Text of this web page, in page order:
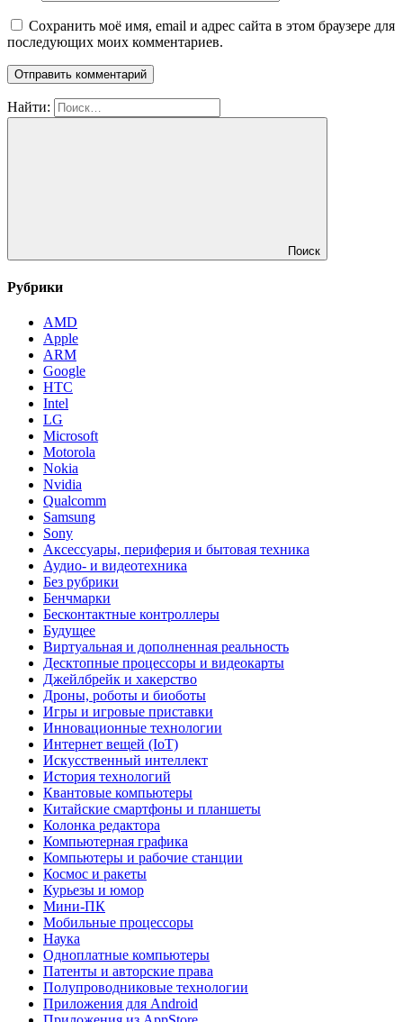
Сохранить моё имя, email и адрес сайта в этом браузере для
последующих моих комментариев.
Найти:
Поиск
Рубрики
AMD
Apple
ARM
Google
HTC
Intel
LG
Microsoft
Motorola
Nokia
Nvidia
Qualcomm
Samsung
Sony
Аксессуары, периферия и бытовая техника
Аудио- и видеотехника
Без рубрики
Бенчмарки
Бесконтактные контроллеры
Будущее
Виртуальная и дополненная реальность
Десктопные процессоры и видеокарты
Джейлбрейк и хакерство
Дроны, роботы и биоботы
Игры и игровые приставки
Инновационные технологии
Интернет вещей (IoT)
Искусственный интеллект
История технологий
Квантовые компьютеры
Китайские смартфоны и планшеты
Колонка редактора
Компьютерная графика
Компьютеры и рабочие станции
Космос и ракеты
Курьезы и юмор
Мини-ПК
Мобильные процессоры
Наука
Одноплатные компьютеры
Патенты и авторские права
Полупроводниковые технологии
Приложения для Android